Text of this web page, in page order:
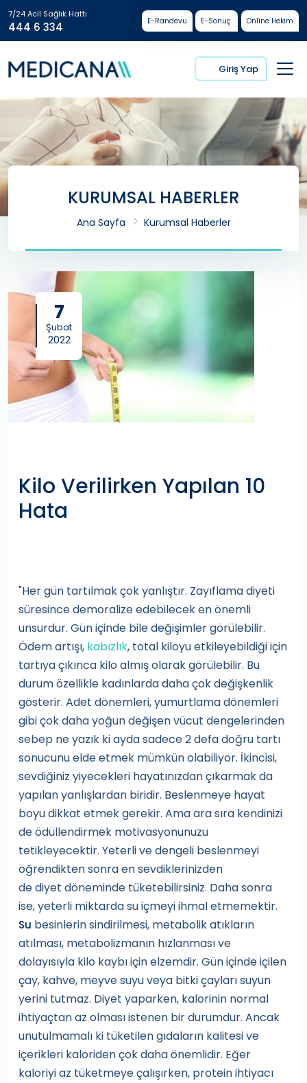
7/24 Acil Sağlık Hattı
444 6 334 E-Randevu E-Sonuç Online Hekim
Giriş Yap
KURUMSAL HABERLER
Ana Sayfa Kurumsal Haberler
7
Şubat
2022
Kilo Verilirken Yapılan 10
Hata
"Her gün tartılmak çok yanlıştır. Zayıflama diyeti
süresince demoralize edebilecek en önemli
unsurdur. Gün içinde bile değişimler görülebilir.
Ödem artışı, kabızlık, total kiloyu etkileyebildiği için
tartıya çıkınca kilo almış olarak görülebilir. Bu
durum özellikle kadınlarda daha çok değişkenlik
gösterir. Adet dönemleri, yumurtlama dönemleri
gibi çok daha yoğun değişen vücut dengelerinden
sebep ne yazık ki ayda sadece 2 defa doğru tartı
sonucunu elde etmek mümkün olabiliyor. İkincisi,
sevdiğiniz yiyecekleri hayatınızdan çıkarmak da
yapılan yanlışlardan biridir. Beslenmeye hayat
boyu dikkat etmek gerekir. Ama ara sıra kendinizi
de ödüllendirmek motivasyonunuzu
tetikleyecektir. Yeterli ve dengeli beslenmeyi
öğrendikten sonra en sevdiklerinizden
de diyet döneminde tüketebilirsiniz. Daha sonra
ise, yeterli miktarda su içmeyi ihmal etmemektir.
Su besinlerin sindirilmesi, metabolik atıkların
atılması, metabolizmanın hızlanması ve
dolayısıyla kilo kaybı için elzemdir. Gün içinde içilen
çay, kahve, meyve suyu veya bitki çayları suyun
yerini tutmaz. Diyet yaparken, kalorinin normal
ihtiyaçtan az olması istenen bir durumdur. Ancak
unutulmamalı ki tüketilen gıdaların kalitesi ve
içerikleri kaloriden çok daha önemlidir. Eğer
kaloriyi az tüketmeye çalışırken, protein ihtiyacı